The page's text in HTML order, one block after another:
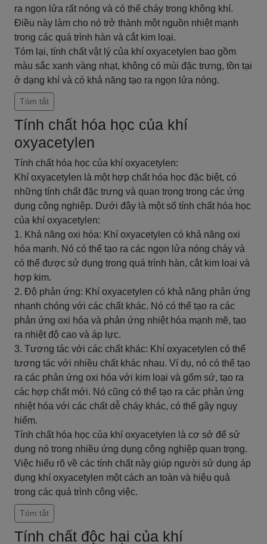
ra ngọn lửa rất nóng và có thể cháy trong không khí.
Điều này làm cho nó trở thành một nguồn nhiệt mạnh
trong các quá trình hàn và cắt kim loại.
Tóm lại, tính chất vật lý của khí oxyacetylen bao gồm
màu sắc xanh vàng nhạt, không có mùi đặc trưng, tồn tại
ở dạng khí và có khả năng tạo ra ngọn lửa nóng.
Tóm tắt
Tính chất hóa học của khí
oxyacetylen
Tính chất hóa học của khí oxyacetylen:
Khí oxyacetylen là một hợp chất hóa học đặc biệt, có
những tính chất đặc trưng và quan trọng trong các ứng
dụng công nghiệp. Dưới đây là một số tính chất hóa học
của khí oxyacetylen:
1. Khả năng oxi hóa: Khí oxyacetylen có khả năng oxi
hóa mạnh. Nó có thể tạo ra các ngọn lửa nóng cháy và
có thể được sử dụng trong quá trình hàn, cắt kim loại và
hợp kim.
2. Độ phản ứng: Khí oxyacetylen có khả năng phản ứng
nhanh chóng với các chất khác. Nó có thể tạo ra các
phản ứng oxi hóa và phản ứng nhiệt hóa mạnh mẽ, tạo
ra nhiệt độ cao và áp lực.
3. Tương tác với các chất khác: Khí oxyacetylen có thể
tương tác với nhiều chất khác nhau. Ví dụ, nó có thể tạo
ra các phản ứng oxi hóa với kim loại và gốm sứ, tạo ra
các hợp chất mới. Nó cũng có thể tạo ra các phản ứng
nhiệt hóa với các chất dễ cháy khác, có thể gây nguy
hiểm.
Tính chất hóa học của khí oxyacetylen là cơ sở để sử
dụng nó trong nhiều ứng dụng công nghiệp quan trọng.
Việc hiểu rõ về các tính chất này giúp người sử dụng áp
dụng khí oxyacetylen một cách an toàn và hiệu quả
trong các quá trình công việc.
Tóm tắt
Tính chất độc hại của khí